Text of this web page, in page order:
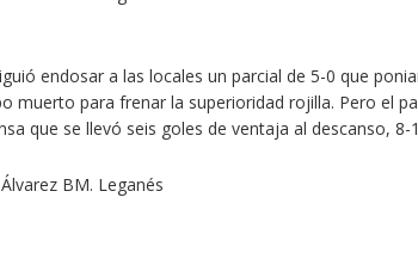
endosar a las locales un parcial de 5-0 que
muerto para frenar la superioridad rojilla. Pero el
que se llevó seis goles de ventaja al descanso, 8-